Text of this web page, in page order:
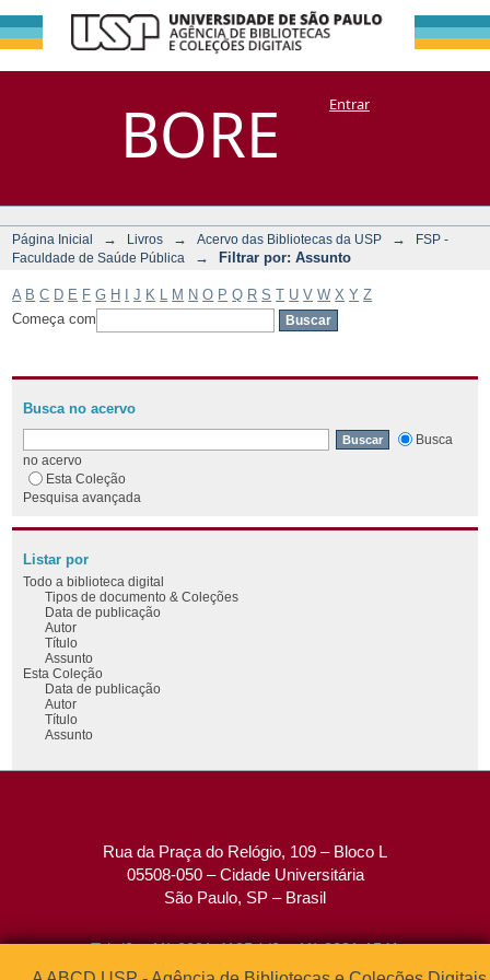
BORE
Filtrar por:
Assunto
DSpace/Manakin + CoriscoEntrar
Página Inicial → Livros → Acervo das Bibliotecas da USP →
FSP -
Faculdade de Saúde Pública
→ Filtrar por: Assunto
A B C D E F G H J K M N O P Q R S T U V W X Y Z
Começa com
Busca no acervo
Busca
no acervo
Esta Coleção
Pesquisa avançada
Listar por
Todo a biblioteca digital
Tipos de documento & Coleções
Data de publicação
Autor
Título
Assunto
Esta Coleção
Data de publicação
Autor
Título
Assunto
Rua da Praça do Relógio, 109 – Bloco L
05508-050 – Cidade Universitária
São Paulo, SP – Brasil
Tel: (0xx11) 3091-4195 / (0xx11) 3091-1541
Fax: (0xx11) 3091-1567